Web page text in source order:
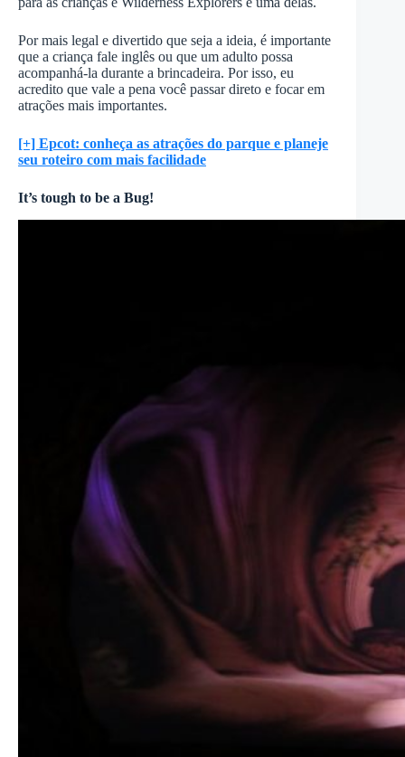
Por mais legal e divertido que seja a ideia, é importante
que a criança fale inglês ou que um adulto possa
acompanhá-la durante a brincadeira. Por isso, eu
acredito que vale a pena você passar direto e focar em
atrações mais importantes.
[+] Epcot: conheça as atrações do parque e planeje
seu roteiro com mais facilidade
It’s tough to be a Bug!